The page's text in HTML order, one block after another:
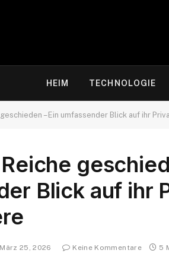
HEIM TECHNOLOGIE
– Ein umfassender Blick auf ihr
Blick auf ihr
März 25, 2026 Keine Kommentare 5